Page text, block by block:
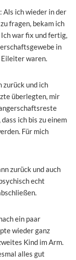
Als ich wieder in der
fragen, bekam ich
war fix und fertig,
in
Eileiter waren.
zurück und ich
überlegten, mir
ich bis zu einem
Für mich
zurück und auch
echt
ein paar
wieder ganz
Kind im Arm.
alles gut